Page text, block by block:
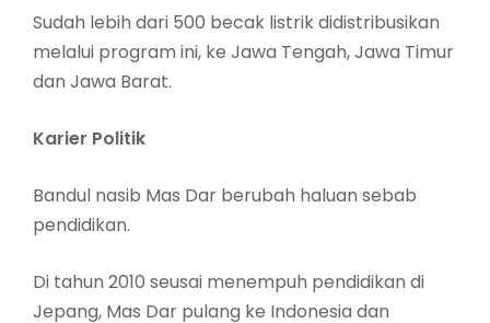
Sudah lebih dari 500 becak listrik didistribusikan
melalui program ini, ke Jawa Tengah, Jawa Timur
dan Jawa Barat.
Karier Politik
Bandul nasib Mas Dar berubah haluan sebab
pendidikan.
Di tahun 2010 seusai menempuh pendidikan di
Jepang, Mas Dar pulang ke Indonesia dan